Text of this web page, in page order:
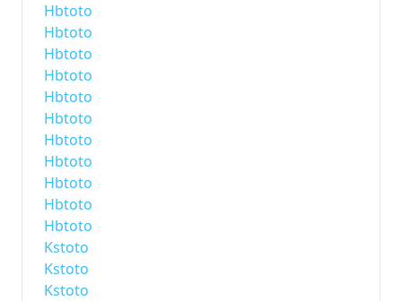
Hbtoto
Hbtoto
Hbtoto
Hbtoto
Hbtoto
Hbtoto
Hbtoto
Hbtoto
Hbtoto
Hbtoto
Hbtoto
Kstoto
Kstoto
Kstoto